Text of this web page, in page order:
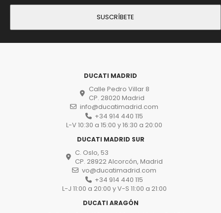
DUCATI MADRID
Calle Pedro Villar 8
CP. 28020 Madrid
info@ducatimadrid.com
+34 914 440 115
L-V 10:30 a 15:00 y 16:30 a 20:00
DUCATI MADRID SUR
C. Oslo, 53
CP. 28922 Alcorcón, Madrid
vo@ducatimadrid.com
+34 914 440 115
L-J 11:00 a 20:00 y V-S 11:00 a 21:00
DUCATI ARAGÓN